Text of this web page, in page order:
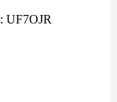
UF7OJR